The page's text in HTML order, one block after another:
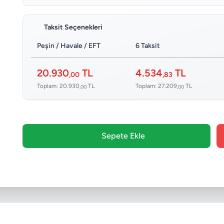
Taksit Seçenekleri
Peşin / Havale / EFT 6 Taksit
20.930,00 TL
Toplam: 20.930 ,00 TL
4.534,83 TL
Toplam: 27.209,00 TL
Sepete Ekle